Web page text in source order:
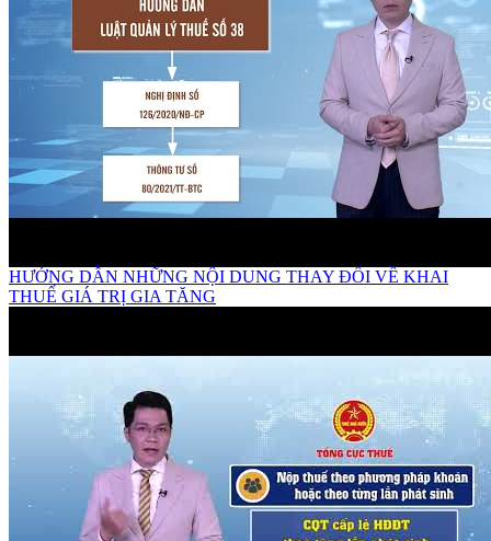
HƯỚNG DẪN NHỮNG NỘI DUNG THAY ĐỔI VỀ KHAI
THUẾ GIÁ TRỊ GIA TĂNG